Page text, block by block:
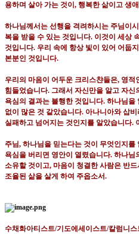
용하며 살아 가는 것이 , 행복한 삶이고 생
하나님께서는 선행을 격려하시는 주님이시
복을 받을 수 있는 것입니다. 이것이 세상
것입니다. 우리 속에 항상 빛이 있어 어둡
본분인 것입니다.
우리의 마음이 어두운 크리스챤들은, 영적
힘들었습니다. 그래서 자신만을 알고 자신
욕심의 결과는 불행한 것입니다. 하나님을
없이 많은 것 같았습니다. 아나니아와 삽
실패하고 넘어지는 것인지를 알았습니다.
주님, 하나님을 믿는다는 것이 무엇인지를
욕심을 버리면 영안이 열렸습니다. 하나님
소유할 것이고, 마음이 청결한 사람은 반
조율된 삶을 살게 하여 주옵소서.
수채화아티스트/기도에세이스트/칼럼니스